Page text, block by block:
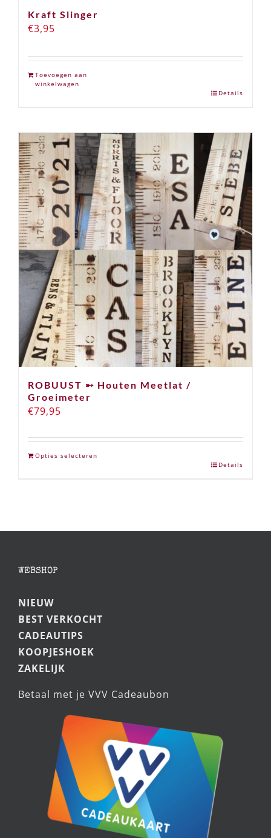
Kraft Slinger
€3,95
Toevoegen aan
winkelwagen
Details
ROBUUST ➸ Houten Meetlat /
Groeimeter
€79,95
Opties selecteren
Details
WEBSHOP
NIEUW
BEST VERKOCHT
CADEAUTIPS
KOOPJESHOEK
ZAKELIJK
Betaal met je VVV Cadeaubon